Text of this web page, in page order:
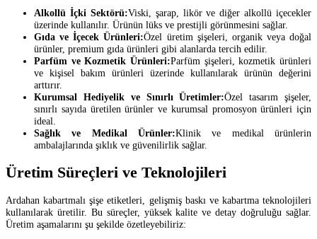
Alkollü İçki Sektörü:Viski, şarap, likör ve diğer alkollü içecekler
üzerinde kullanılır. Ürünün lüks ve prestijli görünmesini sağlar.
Gıda ve İçecek Ürünleri:Özel üretim şişeleri, organik veya doğal
ürünler, premium gıda ürünleri gibi alanlarda tercih edilir.
Parfüm ve Kozmetik Ürünleri:Parfüm şişeleri, kozmetik ürünleri
ve kişisel bakım ürünleri üzerinde kullanılarak ürünün değerini
arttırır.
Kurumsal Hediyelik ve Sınırlı Üretimler:Özel tasarım şişeler,
sınırlı sayıda üretilen ürünler ve kurumsal promosyon ürünleri için
ideal.
Sağlık ve Medikal Ürünler:Klinik ve medikal ürünlerin
ambalajlarında şıklık ve güvenilirlik sağlar.
Üretim Süreçleri ve Teknolojileri
Ardahan kabartmalı şişe etiketleri, gelişmiş baskı ve kabartma teknolojileri
kullanılarak üretilir. Bu süreçler, yüksek kalite ve detay doğruluğu sağlar.
Üretim aşamalarını şu şekilde özetleyebiliriz: